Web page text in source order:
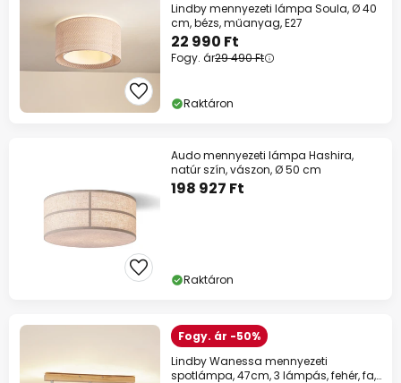
Lindby mennyezeti lámpa Soula, Ø 40
cm, bézs, műanyag, E27
22 990 Ft
Fogy. ár29 490 Ft
Raktáron
Audo mennyezeti lámpa Hashira,
natúr szín, vászon, Ø 50 cm
198 927 Ft
Raktáron
Fogy. ár -50%
Lindby Wanessa mennyezeti
spotlámpa, 47cm, 3 lámpás, fehér, fa,